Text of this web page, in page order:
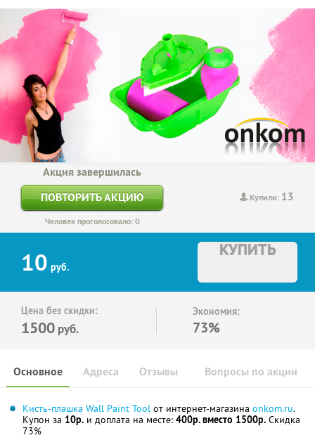
Купили: 13
Акция завершилась
ПОВТОРИТЬ АКЦИЮ
Человек проголосовало: 0
10 руб.
КУПИТЬ
Цена без скидки:
1500 руб.
Экономия:
73%
Основное Отзывы Вопросы по акции
Адреса
Кисть-плашка Wall Paint Tool от интернет-магазина onkom.ru.
Купон за 10р. и доплата на месте: 400р. вместо 1500р. Скидка
73%